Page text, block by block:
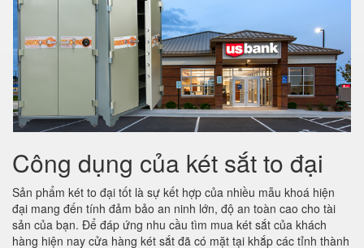
Công dụng của két sắt to đại
Sản phẩm két to đại tốt là sự kết hợp của nhiều mẫu khoá hiện
đại mang đến tính đảm bảo an ninh lớn, độ an toàn cao cho tài
sản của bạn. Để đáp ứng nhu cầu tìm mua két sắt của khách
hàng hiện nay cửa hàng két sắt đã có mặt tại khắp các tỉnh thành